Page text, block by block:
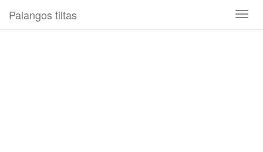
Toggle
Palangos tiltas